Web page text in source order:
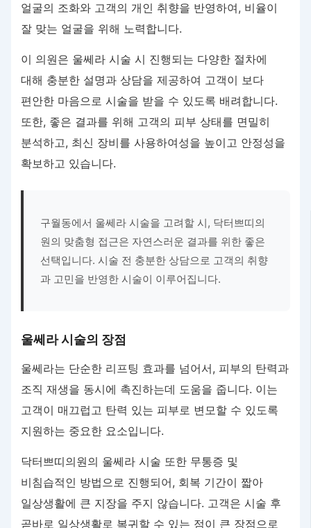
얼굴의 조화와 고객의 개인 취향을 반영하여, 비율이
잘 맞는 얼굴을 위해 노력합니다.
이 의원은 울쎄라 시술 시 진행되는 다양한 절차에
대해 충분한 설명과 상담을 제공하여 고객이 보다
편안한 마음으로 시술을 받을 수 있도록 배려합니다.
또한, 좋은 결과를 위해 고객의 피부 상태를 면밀히
분석하고, 최신 장비를 사용하여성을 높이고 안정성을
확보하고 있습니다.
구월동에서 울쎄라 시술을 고려할 시, 닥터쁘띠의
원의 맞춤형 접근은 자연스러운 결과를 위한 좋은
선택입니다. 시술 전 충분한 상담으로 고객의 취향
과 고민을 반영한 시술이 이루어집니다.
울쎄라 시술의 장점
울쎄라는 단순한 리프팅 효과를 넘어서, 피부의 탄력과
조직 재생을 동시에 촉진하는데 도움을 줍니다. 이는
고객이 매끄럽고 탄력 있는 피부로 변모할 수 있도록
지원하는 중요한 요소입니다.
닥터쁘띠의원의 울쎄라 시술 또한 무통증 및
비침습적인 방법으로 진행되어, 회복 기간이 짧아
일상생활에 큰 지장을 주지 않습니다. 고객은 시술 후
곧바로 일상생활로 복귀할 수 있는 점이 큰 장점으로